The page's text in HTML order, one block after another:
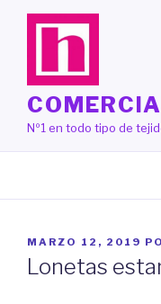
Saltar
Nº1 en todo tipo de
PUBLICADO
EL
MARZO 12, 2019
Lonetas